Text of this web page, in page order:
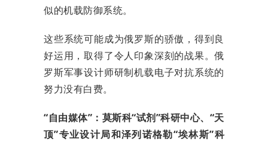
似的机载防御系统。
这些系统可能成为俄罗斯的骄傲，得到良
好运用，取得了令人印象深刻的战果。俄
罗斯军事设计师研制机载电子对抗系统的
努力没有白费。
“自由媒体”：莫斯科“试剂”科研中心、“天
顶”专业设计局和泽列诺格勒“埃林斯”科